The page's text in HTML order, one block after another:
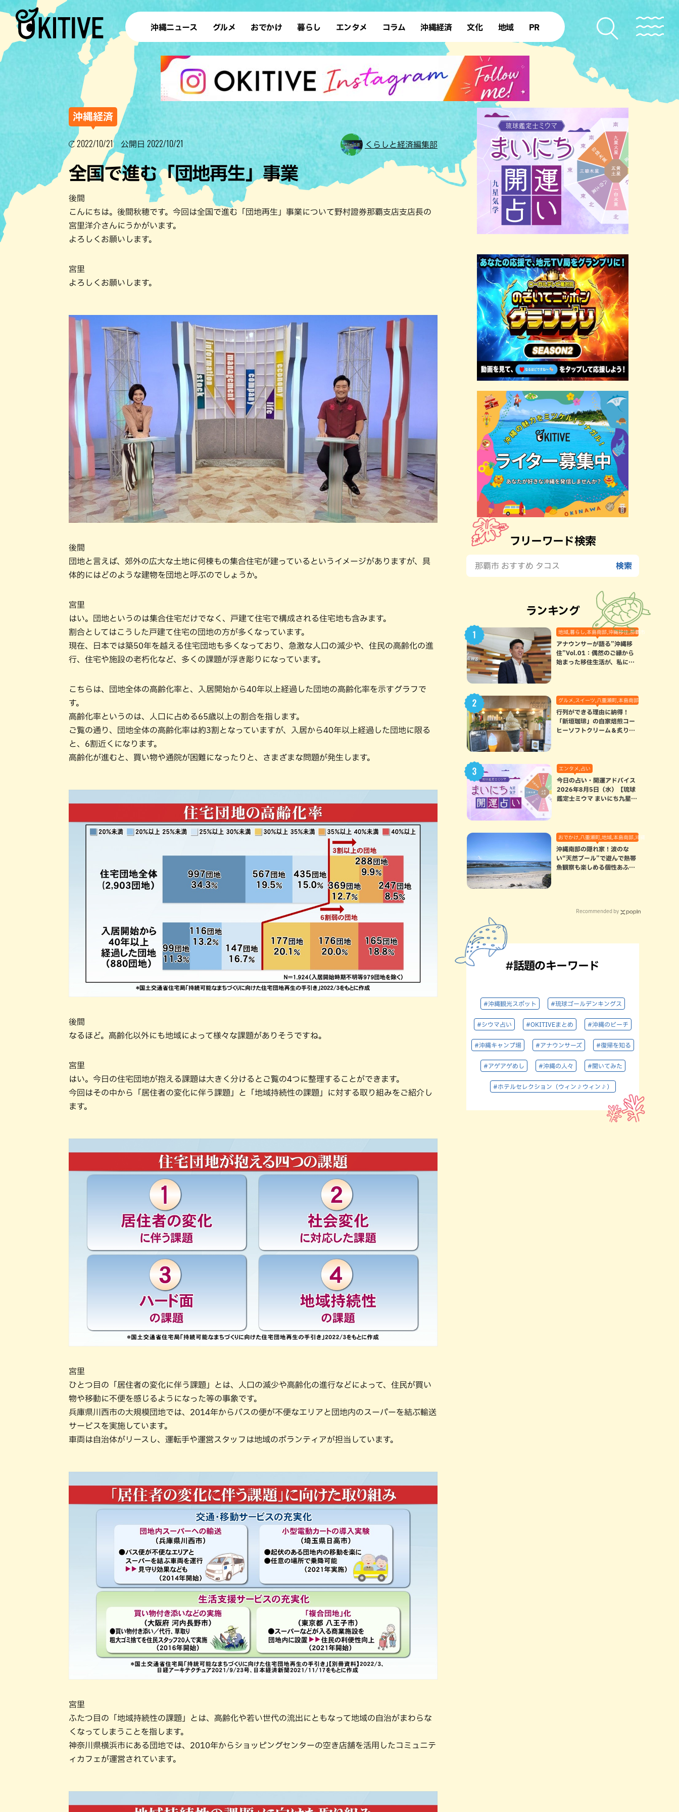
沖縄ニュース グルメ
ラーメン 沖縄そば
テイクアウト カフェ
すし・魚料理 和食・日本料理
沖縄料理
イタリアン
ステーキ・焼肉 焼鳥・串料理
その他の肉料理 居酒屋・バー
ブッフェ・バイキング スイーツ
おでかけ
デート ドライブ
散歩 ソロ活
歴史
アート
ホテル
サウナ
暮らし
レシピ SDGs
ファッション ローカルニュース
沖縄移住 沖縄旧暦行事
エンタメ
スポーツ 占い
タレント・芸人 テレビ
コラム 沖縄経済 文化
復帰50年
地域
本島北部
本島南部 先島諸島
北部離島
PR
沖縄経済
2022/10/21 公開日 2022/10/21 くらしと経済編集部
全国で進む「団地再生」事業
後間
こんにちは。後間秋穂です。今回は全国で進む「団地再生」事業について野村證券那覇支店支店長の
宮里洋介さんにうかがいます。
よろしくお願いします。
宮里
よろしくお願いします。
後間
団地と言えば、郊外の広大な土地に何棟もの集合住宅が建っているというイメージがありますが、具
体的にはどのような建物を団地と呼ぶのでしょうか。
宮里
はい。団地というのは集合住宅だけでなく、戸建て住宅で構成される住宅地も含みます。
割合としてはこうした戸建て住宅の団地の方が多くなっています。
現在、日本では築50年を越える住宅団地も多くなっており、急激な人口の減少や、住民の高齢化の進
行、住宅や施設の老朽化など、多くの課題が浮き彫りになっています。
こちらは、団地全体の高齢化率と、入居開始から40年以上経過した団地の高齢化率を示すグラフで
す。
高齢化率というのは、人口に占める65歳以上の割合を指します。
ご覧の通り、団地全体の高齢化率は約3割となっていますが、入居から40年以上経過した団地に限る
と、6割近くになります。
高齢化が進むと、買い物や通院が困難になったりと、さまざまな問題が発生します。
後間
なるほど。高齢化以外にも地域によって様々な課題がありそうですね。
宮里
はい。今日の住宅団地が抱える課題は大きく分けるとご覧の4つに整理することができます。
今回はその中から「居住者の変化に伴う課題」と「地域持続性の課題」に対する取り組みをご紹介し
ます。
宮里
ひとつ目の「居住者の変化に伴う課題」とは、人口の減少や高齢化の進行などによって、住民が買い
物や移動に不便を感じるようになった等の事象です。
兵庫県川西市の大規模団地では、2014年からバスの便が不便なエリアと団地内のスーパーを結ぶ輸送
サービスを実施しています。
車両は自治体がリースし、運転手や運営スタッフは地域のボランティアが担当しています。
宮里
ふたつ目の「地域持続性の課題」とは、高齢化や若い世代の流出にともなって地域の自治がまわらな
くなってしまうことを指します。
神奈川県横浜市にある団地では、2010年からショッピングセンターの空き店舗を活用したコミュニテ
ィカフェが運営されています。
フリーワード検索
ランキング
地域,暮らし,本島南部,沖縄移住,那覇市
アナウンサーが語る”沖縄移
住”Vol.01：偶然のご縁から
始まった移住生活が、私にと
グルメ,スイーツ,八重瀬町,本島南部
行列ができる理由に納得！
「新垣珈琲」の自家焙煎コー
ヒーソフトクリーム＆炙りマ
エンタメ,占い
今日の占い・開運アドバイス
2026年8月5日（水）【琉球
鑑定士ミウマ まいにち九星気
おでかけ,八重瀬町,地域,本島南部,沖縄の海,自然
沖縄南部の隠れ家！波のな
い“天然プール”で遊んで熱帯
魚観察も楽しめる個性あふれ
Recommended by
#話題のキーワード
#沖縄観光スポット #琉球ゴールデンキングス
#シウマ占い #OKITIVEまとめ #沖縄のビーチ
#沖縄キャンプ場 #アナウンサーズ #復帰を知る
#アゲアゲめし #沖縄の人々 #聞いてみた
#ホテルセレクション（ウィン♪ウィン♪）